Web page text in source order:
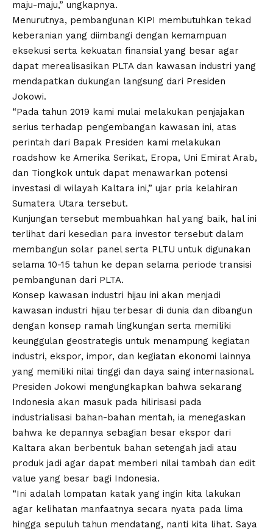
maju-maju,” ungkapnya.
Menurutnya, pembangunan KIPI membutuhkan tekad
keberanian yang diimbangi dengan kemampuan
eksekusi serta kekuatan finansial yang besar agar
dapat merealisasikan PLTA dan kawasan industri yang
mendapatkan dukungan langsung dari Presiden
Jokowi.
“Pada tahun 2019 kami mulai melakukan penjajakan
serius terhadap pengembangan kawasan ini, atas
perintah dari Bapak Presiden kami melakukan
roadshow ke Amerika Serikat, Eropa, Uni Emirat Arab,
dan Tiongkok untuk dapat menawarkan potensi
investasi di wilayah Kaltara ini,” ujar pria kelahiran
Sumatera Utara tersebut.
Kunjungan tersebut membuahkan hal yang baik, hal ini
terlihat dari kesedian para investor tersebut dalam
membangun solar panel serta PLTU untuk digunakan
selama 10-15 tahun ke depan selama periode transisi
pembangunan dari PLTA.
Konsep kawasan industri hijau ini akan menjadi
kawasan industri hijau terbesar di dunia dan dibangun
dengan konsep ramah lingkungan serta memiliki
keunggulan geostrategis untuk menampung kegiatan
industri, ekspor, impor, dan kegiatan ekonomi lainnya
yang memiliki nilai tinggi dan daya saing internasional.
Presiden Jokowi mengungkapkan bahwa sekarang
Indonesia akan masuk pada hilirisasi pada
industrialisasi bahan-bahan mentah, ia menegaskan
bahwa ke depannya sebagian besar ekspor dari
Kaltara akan berbentuk bahan setengah jadi atau
produk jadi agar dapat memberi nilai tambah dan edit
value yang besar bagi Indonesia.
“Ini adalah lompatan katak yang ingin kita lakukan
agar kelihatan manfaatnya secara nyata pada lima
hingga sepuluh tahun mendatang, nanti kita lihat. Saya